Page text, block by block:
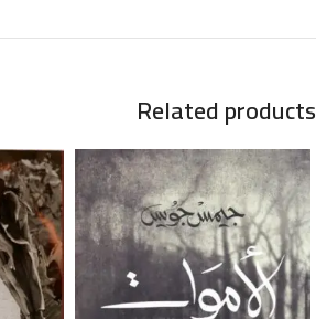
Related products